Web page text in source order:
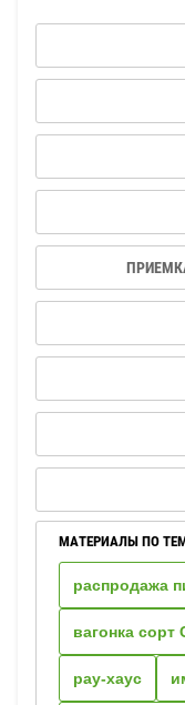
МАТЕРИАЛЫ ПО
распродажа
вагонка сорт
рау-хаус